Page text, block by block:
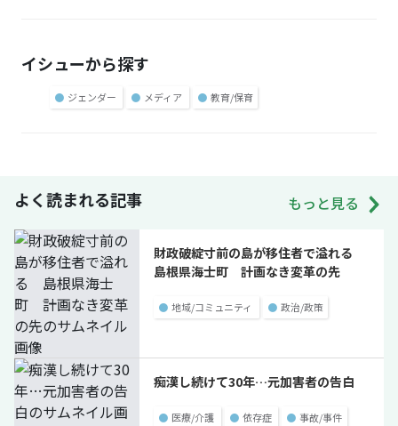
イシューから探す
● ジェンダー ● メディア ● 教育/保育
よく読まれる記事 もっと見る
財政破綻寸前の島が移住者で溢れる
島根県海士町 計画なき変革の先
● 地域/コミュニティ ● 政治/政策
痴漢し続けて30年…元加害者の告白
● 医療/介護 ● 依存症 ● 事故/事件